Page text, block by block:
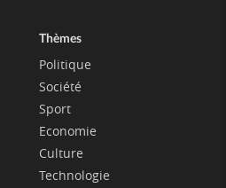
Thèmes
Politique
Société
Sport
Economie
Culture
Technologie